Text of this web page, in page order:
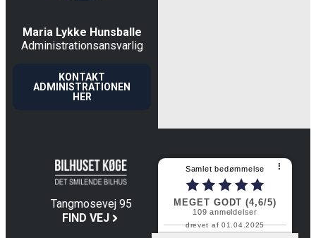
Maria Lykke Hunsballe
Administrationsansvarlig
KONTAKT
ADMINISTRATIONEN
HER
Tangmosevej 95
4600 Køge
FIND VEJ
Samlet bedømmelse ⠇
MEGET GODT (4,6/5)
109anmeldelser
drevet af 01.04.2025